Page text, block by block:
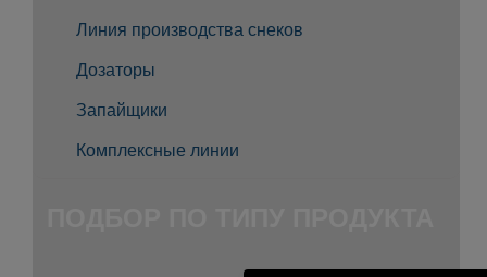
Линия производства снеков
Дозаторы
Запайщики
Комплексные линии